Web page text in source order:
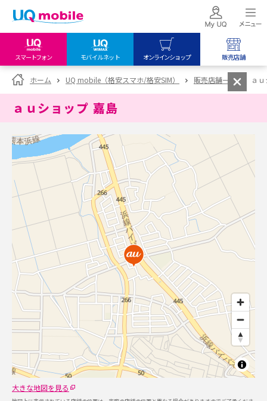
スマートフォン モバイルネット オンラインショップ 販売店舗
my UQ WiMAX
UQ WiMAX ご契約の方
My UQ mobile
UQ mobile
データチャージサイト
UQ mobile
オンラインショップ
UQ WiMAX
UQ mobile
販売店舗
UQ WiMAX
ホーム UQ mobile（格安スマホ/格安SIM） 販売店舗一覧 ａ
ａｕショップ 嘉島
大きな地図を見る